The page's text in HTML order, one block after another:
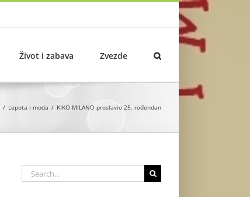
Život i zabava Zvezde
Lepota i moda KIKO MILANO proslavio 25. rođendan
Search
for: